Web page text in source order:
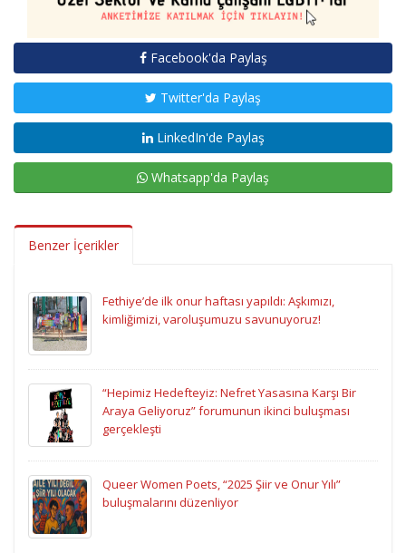
Facebook'da Paylaş
Twitter'da Paylaş
LinkedIn'de Paylaş
Whatsapp'da Paylaş
Benzer İçerikler
Fethiye’de ilk onur haftası yapıldı: Aşkımızı,
kimliğimizi, varoluşumuzu savunuyoruz!
“Hepimiz Hedefteyiz: Nefret Yasasına Karşı Bir
Araya Geliyoruz” forumunun ikinci buluşması
gerçekleşti
Queer Women Poets, “2025 Şiir ve Onur Yılı”
buluşmalarını düzenliyor